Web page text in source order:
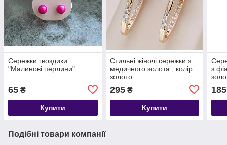
Сережки гвоздики
"Малинові перлини"
65 ₴
Купити
Стильні жіночі сережки з
медичного золота , колір
золото
295₴
Купити
з
185
Подібні товари компанії